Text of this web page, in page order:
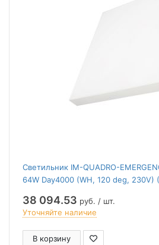
Светильник IM-QUADRO-
64W Day4000 (WH, 120 deg, 230V)
38 094.53 руб. / шт.
Уточняйте наличие
В корзину